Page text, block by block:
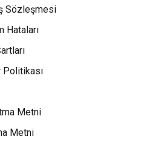
Sözleşmesi
Hataları
Metni
Metni